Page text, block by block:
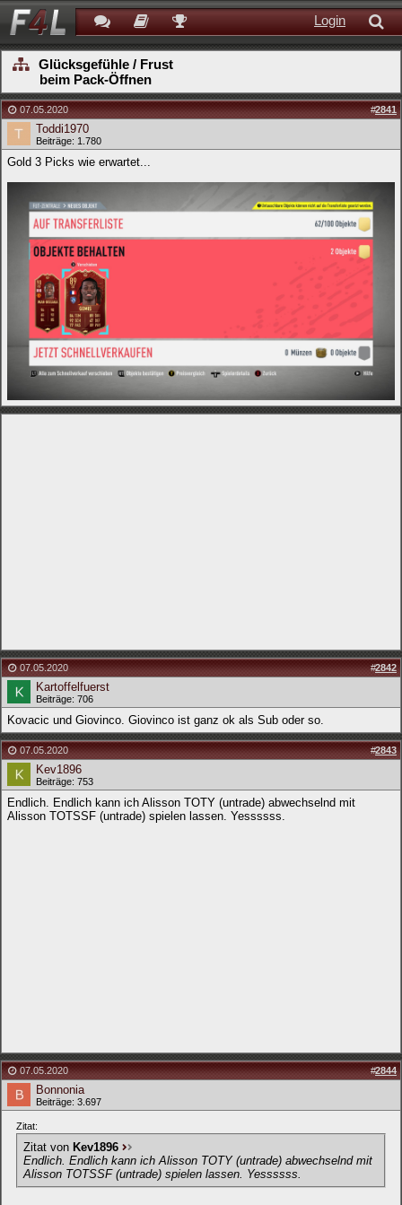
Login
Glücksgefühle / Frust
beim Pack-Öffnen
07.05.2020 #2841
Toddi1970
Beiträge: 1.780
Gold 3 Picks wie erwartet...
07.05.2020 #2842
Kartoffelfuerst
Beiträge: 706
Kovacic und Giovinco. Giovinco ist ganz ok als Sub oder so.
07.05.2020 #2843
Kev1896
Beiträge: 753
Endlich. Endlich kann ich Alisson TOTY (untrade) abwechselnd mit
Alisson TOTSSF (untrade) spielen lassen. Yessssss.
07.05.2020 #2844
Bonnonia
Beiträge: 3.697
Zitat:
Zitat von Kev1896
Endlich. Endlich kann ich Alisson TOTY (untrade) abwechselnd mit
Alisson TOTSSF (untrade) spielen lassen. Yessssss.